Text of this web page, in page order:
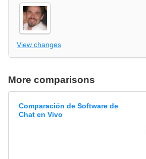
View changes
More comparisons
Comparación de Software de
Chat en Vivo